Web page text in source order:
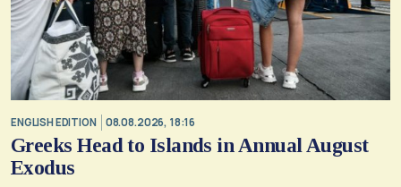
ENGLISH EDITION 08.08.2026, 18:16
Greeks Head to Islands in Annual August
Exodus